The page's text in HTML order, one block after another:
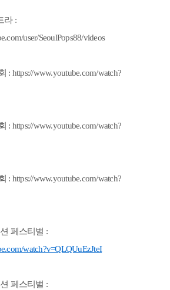
라 :
user/SeoulPops88/videos
: https://www.youtube.com/watch?
: https://www.youtube.com/watch?
: https://www.youtube.com/watch?
페스티벌 :
watch?v=QLQUuEzJteI
페스티벌 :